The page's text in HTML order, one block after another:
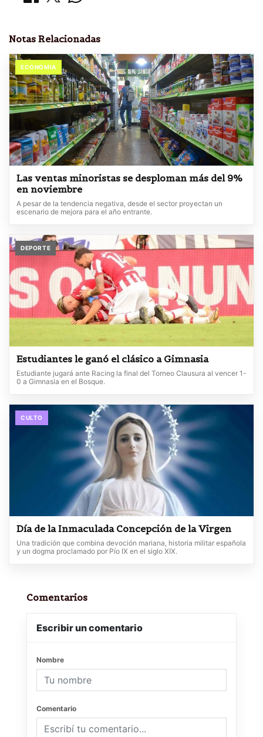
Notas Relacionadas
ECONOMIA
Las ventas minoristas se desploman más del 9%
en noviembre
A pesar de la tendencia negativa, desde el sector proyectan un
escenario de mejora para el año entrante.
DEPORTE
Estudiantes le ganó el clásico a Gimnasia
Estudiante jugará ante Racing la final del Torneo Clausura al vencer 1-
0 a Gimnasia en el Bosque.
CULTO
Día de la Inmaculada Concepción de la Virgen
Una tradición que combina devoción mariana, historia militar española
y un dogma proclamado por Pío IX en el siglo XIX.
Comentarios
Escribir un comentario
Nombre
Comentario